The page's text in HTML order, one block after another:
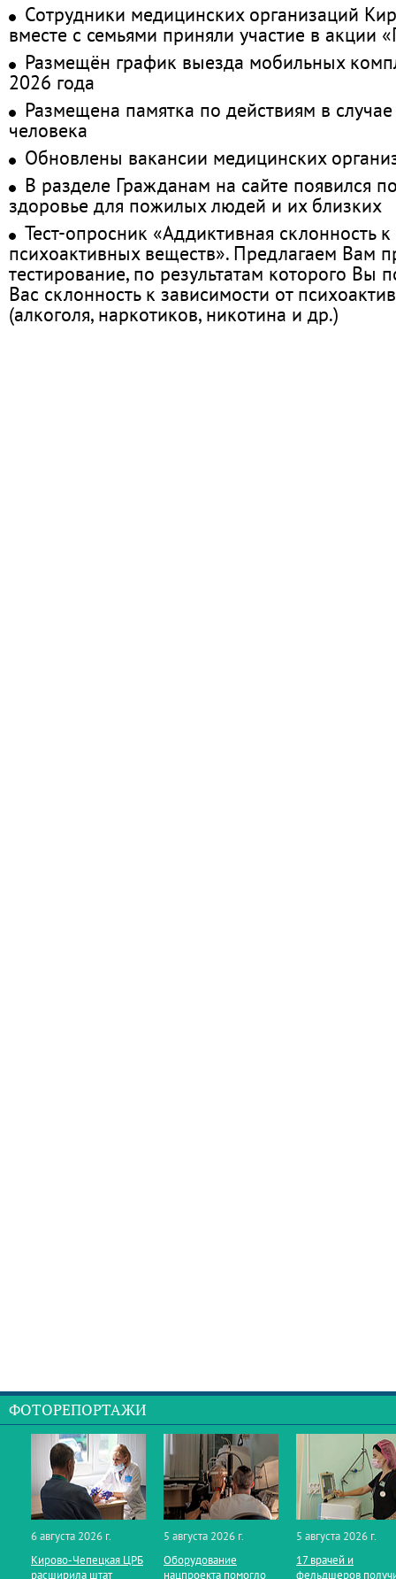
Сотрудники медицинских организаций
вместе с семьями приняли участие в акции
Размещён график выезда мобильных
2026 года
Размещена памятка по действиям в
человека
Обновлены вакансии медицинских
В разделе Гражданам на сайте появился
здоровье для пожилых людей и их близких
Тест-опросник «Аддиктивная склонность
психоактивных веществ». Предлагаем Вам
тестирование, по результатам которого Вы
Вас склонность к зависимости от
(алкоголя, наркотиков, никотина и др.)
ФОТОРЕПОРТАЖИ
6 августа 2026 г.
Кирово‑Чепецкая ЦРБ
расширила штат
5 августа 2026 г.
Оборудование
нацпроекта помогло
5 августа 2026 г.
17 врачей и
фельдшеров